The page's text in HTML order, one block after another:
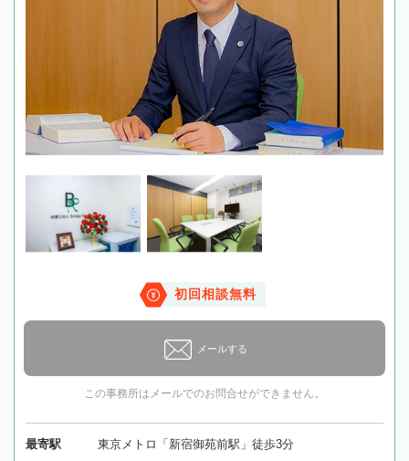
初回相談無料
メールする
この事務所はメールでのお問合せができません。
最寄駅 東京メトロ「新宿御苑前駅」徒歩3分